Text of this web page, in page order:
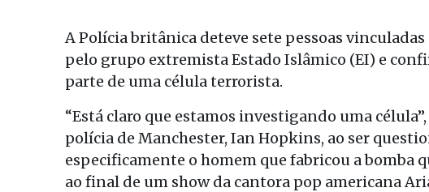
A Polícia britânica deteve sete pessoas
pelo grupo extremista Estado Islâmico (EI) e
parte de uma célula terrorista.
“Está claro que estamos investigando uma
polícia de Manchester, Ian Hopkins, ao ser
especificamente o homem que fabricou a bomba
ao final de um show da cantora pop americana